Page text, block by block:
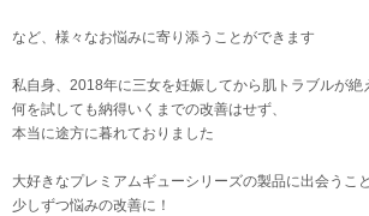
など、様々なお悩みに寄り添うことができます
私自身、2018年に三女を妊娠してから肌トラブルが絶
何を試しても納得いくまでの改善はせず、
本当に途方に暮れておりました
大好きなプレミアムギューシリーズの製品に出会うこ
少しずつ悩みの改善に！